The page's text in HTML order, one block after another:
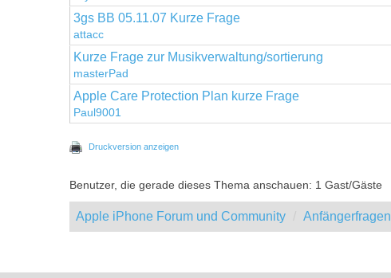
3gs BB 05.11.07 Kurze Frage
attacc
Kurze Frage zur Musikverwaltung/sortierung
masterPad
Apple Care Protection Plan kurze Frage
Paul9001
Druckversion anzeigen
Benutzer, die gerade dieses Thema anschauen: 1 Gast/Gäste
Apple iPhone Forum und Community Anfängerfragen